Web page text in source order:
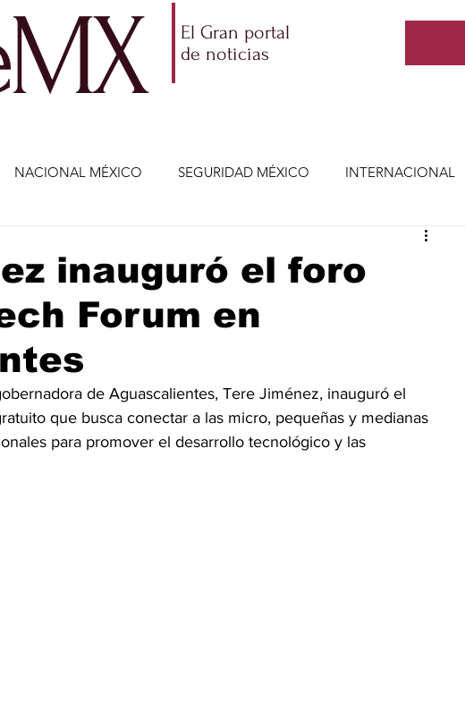
El Gran portal
de noticias
NACIONAL MÉXICO SEGURIDAD MÉXICO INTERNACIONAL
ECONOMÍA INTERNACIONAL
TECNOLOGÍA ENTRETENIMIENTO
JALISCO-ENRIQUE ALFARO JALISCO-GUADALAJARA
inauguró el foro
Forum en
de Aguascalientes, Tere Jiménez, inauguró el
que busca conectar a las micro, pequeñas y medianas
para promover el desarrollo tecnológico y las